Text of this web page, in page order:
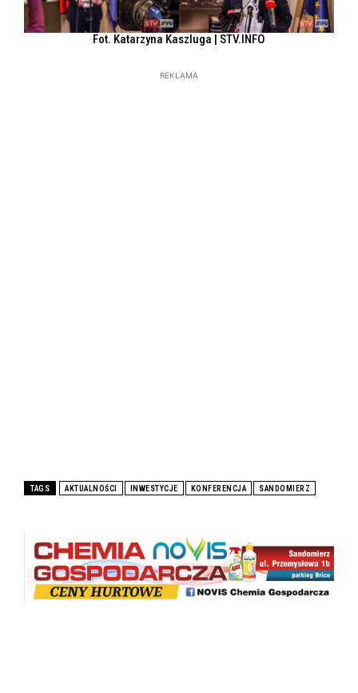
Fot. Katarzyna Kaszluga | STV.INFO
REKLAMA
TAGS AKTUALNOŚCI INWESTYCJE KONFERENCJA SANDOMIERZ